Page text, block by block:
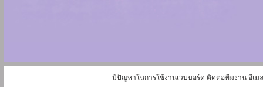
มีปัญหาในการใช้งานเวบบอร์ด ติดต่อทีมงาน อีเม